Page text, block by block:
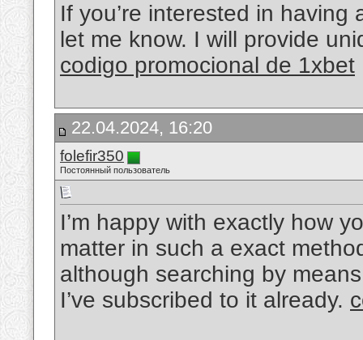
If you’re interested in
let me know. I will provide
codigo promocional de 1xbet
22.04.2024, 16:20
folefir350
Постоянный пользователь
I’m happy with exactly how
matter in such a exact
although searching by
I’ve subscribed to it already.